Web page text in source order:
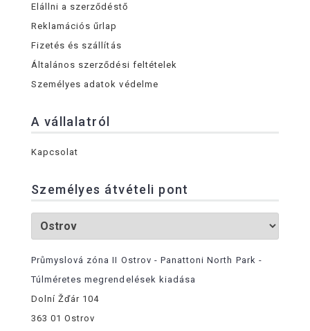
Elállni a szerződéstő
Reklamációs űrlap
Fizetés és szállítás
Általános szerződési feltételek
Személyes adatok védelme
A vállalatról
Kapcsolat
Személyes átvételi pont
Průmyslová zóna II Ostrov - Panattoni North Park -
Túlméretes megrendelések kiadása
Dolní Žďár 104
363 01 Ostrov